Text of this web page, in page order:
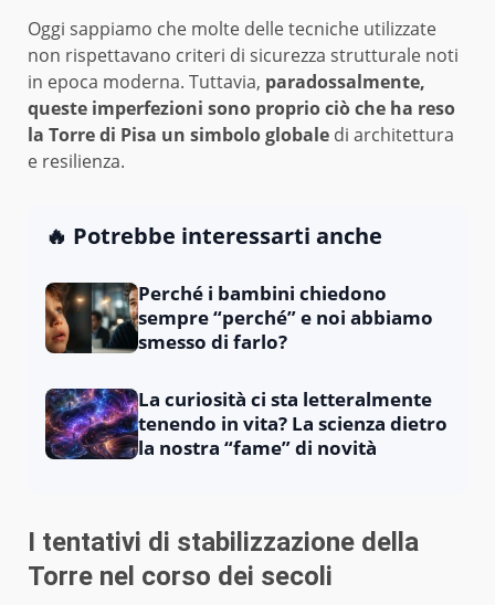
Oggi sappiamo che molte delle tecniche utilizzate
non rispettavano criteri di sicurezza strutturale noti
in epoca moderna. Tuttavia, paradossalmente,
queste imperfezioni sono proprio ciò che ha reso
la Torre di Pisa un simbolo globale di architettura
e resilienza.
🔥 Potrebbe interessarti anche
Perché i bambini chiedono
sempre “perché” e noi abbiamo
smesso di farlo?
La curiosità ci sta letteralmente
tenendo in vita? La scienza dietro
la nostra “fame” di novità
I tentativi di stabilizzazione della
Torre nel corso dei secoli